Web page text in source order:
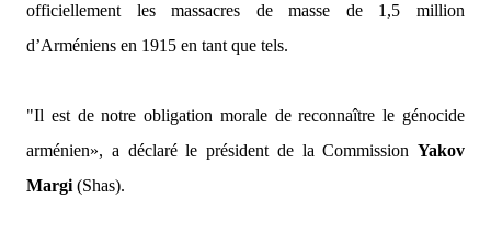
officiellement les massacres de masse de 1,5 million
d’Arméniens en 1915 en tant que tels.
"Il est de notre obligation morale de reconnaître le génocide
arménien», a déclaré le président de la Commission Yakov
Margi (Shas).